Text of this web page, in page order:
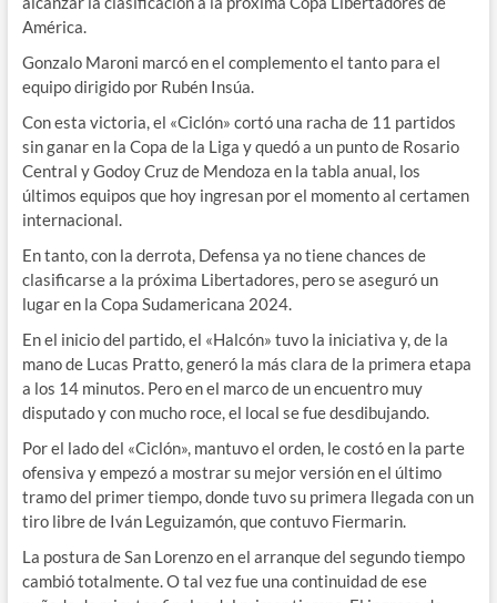
América.
Gonzalo Maroni marcó en el complemento el tanto para el
equipo dirigido por Rubén Insúa.
Con esta victoria, el «Ciclón» cortó una racha de 11 partidos
sin ganar en la Copa de la Liga y quedó a un punto de Rosario
Central y Godoy Cruz de Mendoza en la tabla anual, los
últimos equipos que hoy ingresan por el momento al certamen
internacional.
En tanto, con la derrota, Defensa ya no tiene chances de
clasificarse a la próxima Libertadores, pero se aseguró un
lugar en la Copa Sudamericana 2024.
En el inicio del partido, el «Halcón» tuvo la iniciativa y, de la
mano de Lucas Pratto, generó la más clara de la primera etapa
a los 14 minutos. Pero en el marco de un encuentro muy
disputado y con mucho roce, el local se fue desdibujando.
Por el lado del «Ciclón», mantuvo el orden, le costó en la parte
ofensiva y empezó a mostrar su mejor versión en el último
tramo del primer tiempo, donde tuvo su primera llegada con un
tiro libre de Iván Leguizamón, que contuvo Fiermarin.
La postura de San Lorenzo en el arranque del segundo tiempo
cambió totalmente. O tal vez fue una continuidad de ese